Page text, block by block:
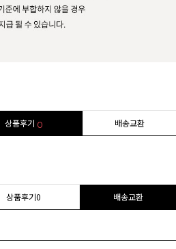
상품후기 0 배송교환
상품후기0 배송교환